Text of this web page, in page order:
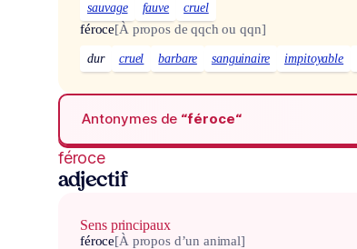
sauvage fauve cruel
féroce[À propos de qqch ou qqn]
dur cruel barbare sanguinaire impitoyable
Antonymes de “féroce“
féroce
adjectif
Sens principaux
féroce[À propos d’un animal]